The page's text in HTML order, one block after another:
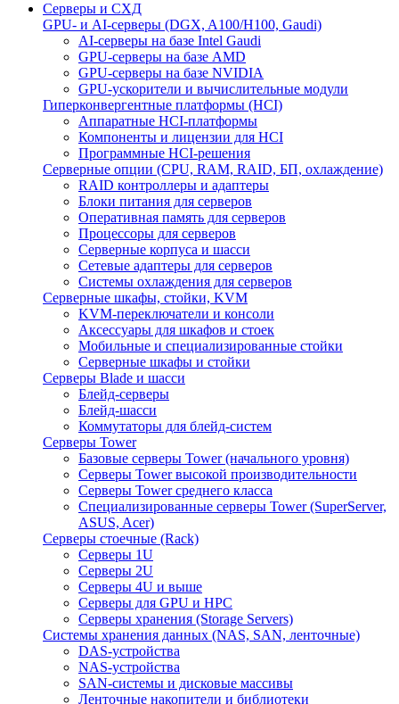
Серверы и СХД
GPU- и AI-серверы (DGX, A100/H100, Gaudi)
AI-серверы на базе Intel Gaudi
GPU-серверы на базе AMD
GPU-серверы на базе NVIDIA
GPU-ускорители и вычислительные модули
Гиперконвергентные платформы (HCI)
Аппаратные HCI-платформы
Компоненты и лицензии для HCI
Программные HCI-решения
Серверные опции (CPU, RAM, RAID, БП, охлаждение)
RAID контроллеры и адаптеры
Блоки питания для серверов
Оперативная память для серверов
Процессоры для серверов
Серверные корпуса и шасси
Сетевые адаптеры для серверов
Системы охлаждения для серверов
Серверные шкафы, стойки, KVM
KVM-переключатели и консоли
Аксессуары для шкафов и стоек
Мобильные и специализированные стойки
Серверные шкафы и стойки
Серверы Blade и шасси
Блейд-серверы
Блейд-шасси
Коммутаторы для блейд-систем
Серверы Tower
Базовые серверы Tower (начального уровня)
Серверы Tower высокой производительности
Серверы Tower среднего класса
Специализированные серверы Tower (SuperServer,
ASUS, Acer)
Серверы стоечные (Rack)
Серверы 1U
Серверы 2U
Серверы 4U и выше
Серверы для GPU и HPC
Серверы хранения (Storage Servers)
Системы хранения данных (NAS, SAN, ленточные)
DAS-устройства
NAS-устройства
SAN-системы и дисковые массивы
Ленточные накопители и библиотеки